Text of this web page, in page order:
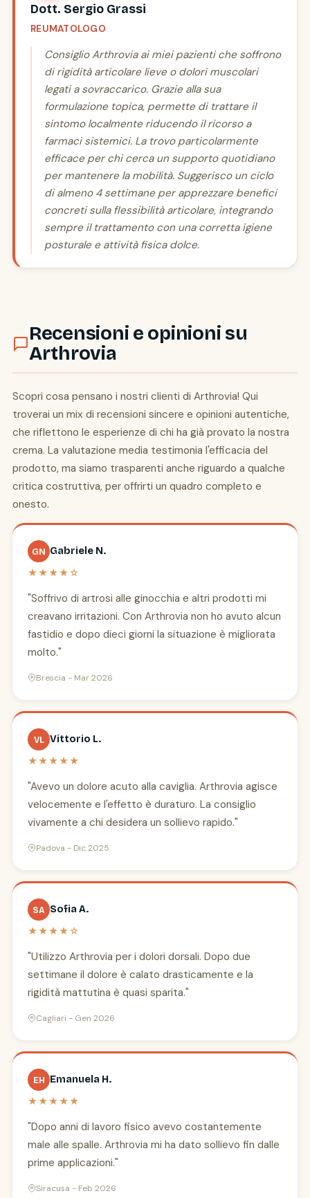
Dott. Sergio Grassi
REUMATOLOGO
Consiglio Arthrovia ai miei pazienti che soffrono
di rigidità articolare lieve o dolori muscolari
legati a sovraccarico. Grazie alla sua
formulazione topica, permette di trattare il
sintomo localmente riducendo il ricorso a
farmaci sistemici. La trovo particolarmente
efficace per chi cerca un supporto quotidiano
per mantenere la mobilità. Suggerisco un ciclo
di almeno 4 settimane per apprezzare benefici
concreti sulla flessibilità articolare, integrando
sempre il trattamento con una corretta igiene
posturale e attività fisica dolce.
Recensioni e opinioni su
Arthrovia
Scopri cosa pensano i nostri clienti di Arthrovia! Qui
troverai un mix di recensioni sincere e opinioni autentiche,
che riflettono le esperienze di chi ha già provato la nostra
crema. La valutazione media testimonia l'efficacia del
prodotto, ma siamo trasparenti anche riguardo a qualche
critica costruttiva, per offrirti un quadro completo e
onesto.
GN Gabriele N.
★★★★☆
"Soffrivo di artrosi alle ginocchia e altri prodotti mi
creavano irritazioni. Con Arthrovia non ho avuto alcun
fastidio e dopo dieci giorni la situazione è migliorata
molto."
Brescia - Mar 2026
VL Vittorio L.
★★★★★
"Avevo un dolore acuto alla caviglia. Arthrovia agisce
velocemente e l'effetto è duraturo. La consiglio
vivamente a chi desidera un sollievo rapido."
Padova - Dic 2025
SA Sofia A.
★★★★☆
"Utilizzo Arthrovia per i dolori dorsali. Dopo due
settimane il dolore è calato drasticamente e la
rigidità mattutina è quasi sparita."
Cagliari - Gen 2026
EH Emanuela H.
★★★★★
"Dopo anni di lavoro fisico avevo costantemente
male alle spalle. Arthrovia mi ha dato sollievo fin dalle
prime applicazioni."
Siracusa - Feb 2026